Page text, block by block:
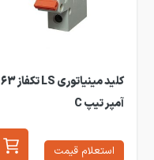
کلید مینیاتوری LS تکفاز 63
آمپر تیپ C
استعلام قیمت